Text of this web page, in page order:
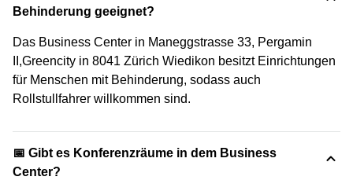
Behinderung geeignet?
Das Business Center in Maneggstrasse 33, Pergamin
II,Greencity in 8041 Zürich Wiedikon besitzt Einrichtungen
für Menschen mit Behinderung, sodass auch
Rollstullfahrer willkommen sind.
📅 Gibt es Konferenzräume in dem Business
Center?